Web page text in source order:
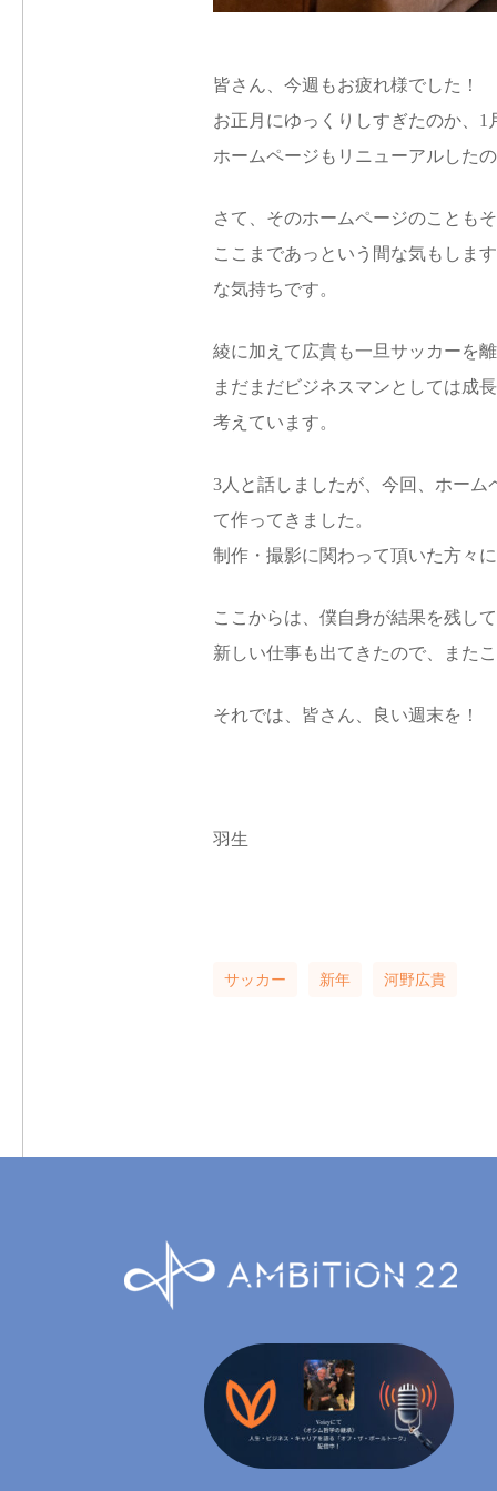
皆さん、今週もお疲れ様でした！
お正月にゆっくりしすぎたのか、
ホームページもリニューアルした
さて、そのホームページのことも
ここまであっという間な気もしま
な気持ちです。
綾に加えて広貴も一旦サッカーを
まだまだビジネスマンとしては成
考えています。
3人と話しましたが、今回、ホー
て作ってきました。
制作・撮影に関わって頂いた方々
ここからは、僕自身が結果を残し
新しい仕事も出てきたので、また
それでは、皆さん、良い週末を！
羽生
サッカー 新年 河野広貴